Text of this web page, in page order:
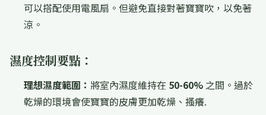
可以搭配使用電風扇。但避免直接對著寶寶吹，以免著
涼。
濕度控制要點：
理想濕度範圍： 將室內濕度維持在 50-60% 之間。過於
乾燥的環境會使寶寶的皮膚更加乾燥、搔癢.